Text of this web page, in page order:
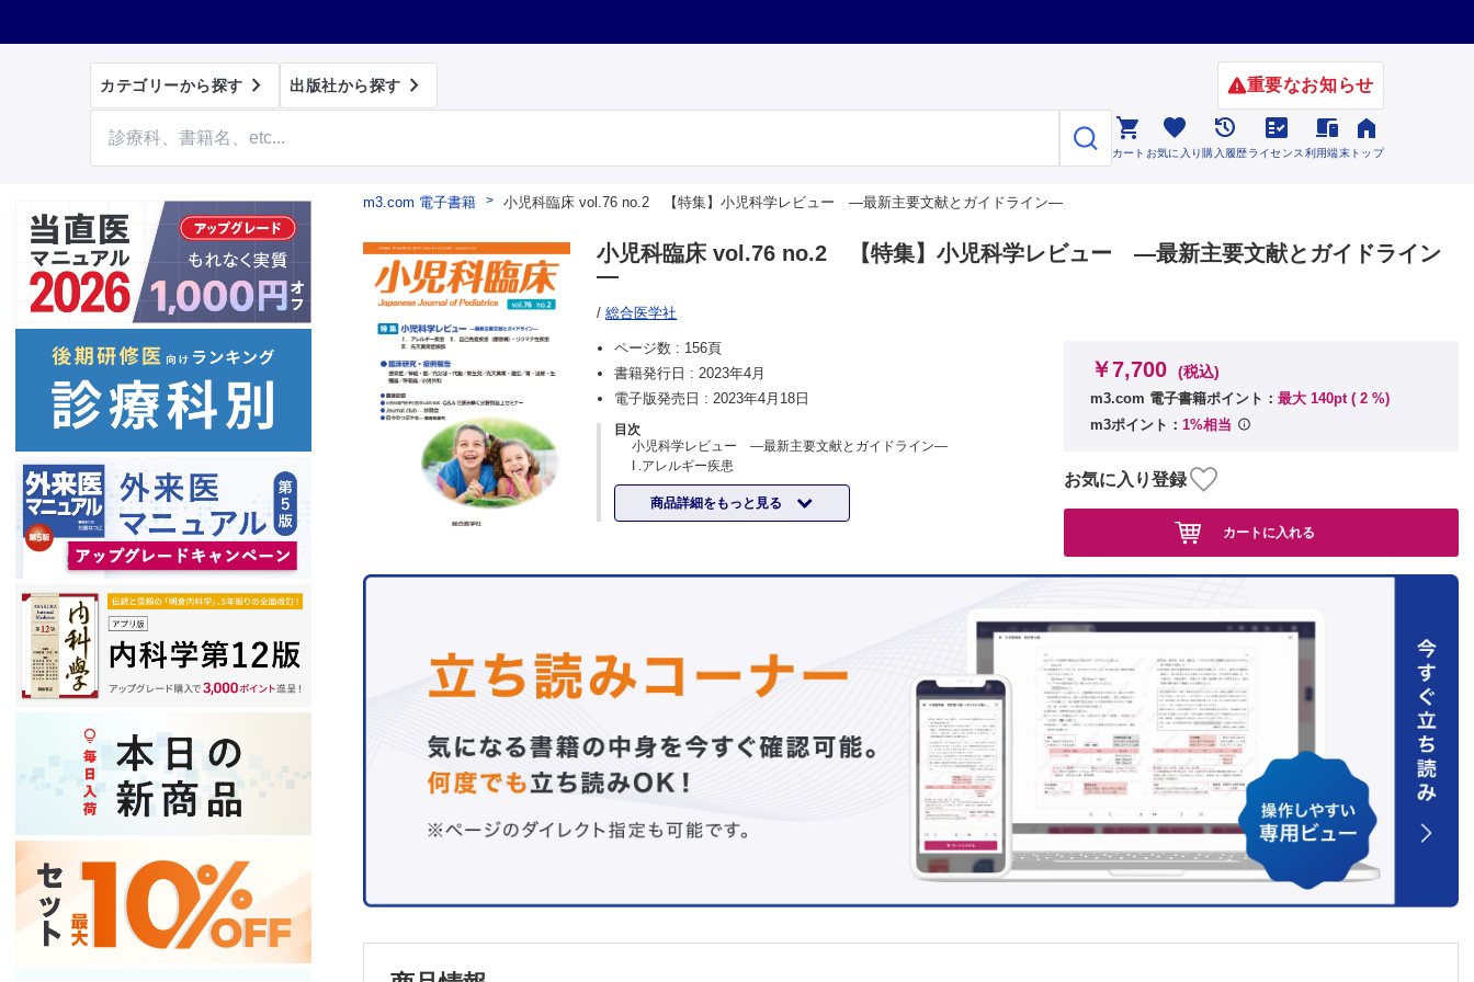
カテゴリーから探す  出版社から探す  重要なお知らせ

カート

お気に入り

購入履歴

ライセンス

利用端末

トップ
m3.com 電子書籍 小児科臨床 vol.76 no.2 【特集】小児科学レビュー —最新主要文献とガイドライン—
小児科臨床 vol.76 no.2 【特集】小児科学レビュー —最新主要文献とガイドライン
—
/総合医学社
ページ数 : 156頁
書籍発行日 :2023年4月
電子版発売日 :2023年4月18日
目次
小児科学レビュー —最新主要文献とガイドライン—
I .アレルギー疾患
（1）消化管アレルギー
（2）気管支喘息
（3）アトピー性皮膚炎
感染症
Abiotrophia defectivaによる腹膜透析関連腹膜炎の小児例
ペットのハリネズミから感染したと推定されるサルモネラ腸炎
無莢膜型インフルエンザ菌髄膜炎を発症した生来健康の乳児例
COVID-19罹患中にStaphylococcus aureusによる肺化膿症を来し
た乳児
気管内挿管による人工呼吸管理を要したCOVID-19関連クループ症
COVID-19パンデミックと小児のカンピロバクター腸炎患者数の関
連
頭蓋内圧亢進症の認識が遅れCushing現象を呈した重症心身障害者
内分泌・代謝
商品詳細をもっと見る
￥7,700 (税込)
m3.com 電子書籍ポイント： 最大 140pt ( 2 %)
m3ポイント： 1%相当
お気に入り登録
カートに入れる